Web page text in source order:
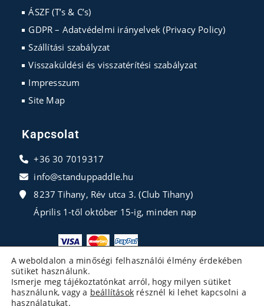
new new
tab
new
ÁSZF (T’s & C’s)
GDPR – Adatvédelmi irányelvek (Privacy Policy)
Szállítási szabályzat
Visszaküldési és visszatérítési szabályzat
Impresszum
Site Map
Kapcsolat
+36 30 7019317
info@standuppaddle.hu
8237 Tihany, Rév utca 3. (Club Tihany)
Április 1-től október 15-ig, minden nap
A weboldalon a minőségi felhasználói élmény érdekében
sütiket használunk.
Ismerje meg tájékoztatónkat arról, hogy milyen sütiket
használunk, vagy a beállítások résznél ki lehet kapcsolni a
használatukat.